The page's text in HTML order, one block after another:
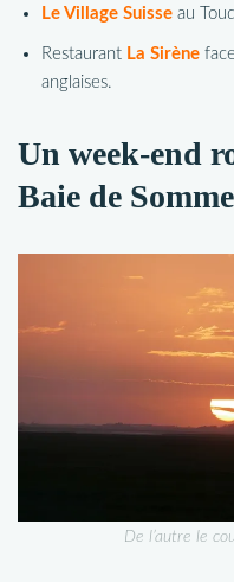
Le Village Suisse au
Restaurant La Sirène
anglaises.
Un week-end
Baie de Somme
De l’autre le